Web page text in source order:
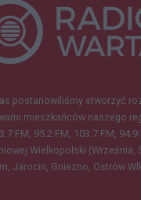
postanowiliśmy stworzyć
mieszkańców naszego
FM, 95.2 FM, 103.7 FM,
Wielkopolski (Września,
Jarocin, Gniezno, Ostrów